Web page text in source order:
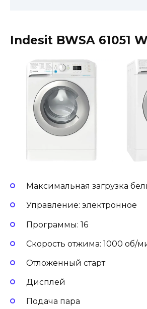
Indesit BWSA 61051
Максимальная загрузка
Управление: электронное
Программы: 16
Скорость отжима: 1000 об/
Отложенный старт
Дисплей
Подача пара